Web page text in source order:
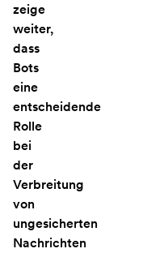
zeige
weiter,
dass
Bots
eine
entscheidende
Rolle
bei
der
Verbreitung
von
ungesicherten
Nachrichten